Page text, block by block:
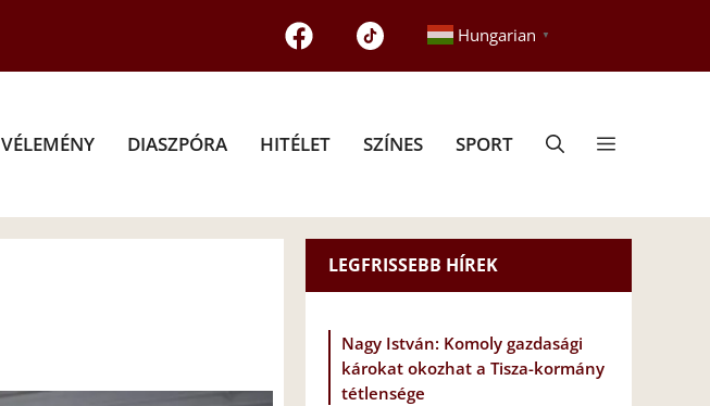
Hungarian ▼
VÉLEMÉNY DIASZPÓRA HITÉLET SZÍNES SPORT
LEGFRISSEBB HÍREK
Nagy István: Komoly gazdasági
károkat okozhat a Tisza-kormány
tétlensége